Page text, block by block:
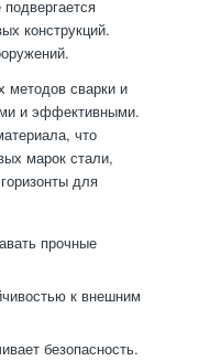
конструкций.
методов сварки и
и эффективными.
что
марок стали,
для
прочные
к внешним
безопасность.